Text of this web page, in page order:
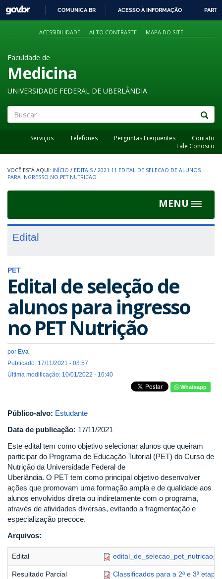
PARA
O
GOVBR
COMUNICA BR ACESSO À INFORMAÇÃO
ACESSIBILIDADE ALTO CONTRASTE MAPA DO SITE
Faculdade de
Medicina
UNIVERSIDADE FEDERAL DE UBERLÂNDIA
Serviços Telefones Perguntas Frequentes
Contato
Fale Conosco
INÍCIO / EDITAIS / 2021 11 EDITAL DE SELECAO DE ALUNOS
PARA INGRESSO NO PET NUTRICAO
MENU
Toggle
Edital
PET
Edital de seleção de
alunos para ingresso
no PET Nutrição
por Eva
Publicado: 17/11/2021 - 08:57
Última modificação: 10/01/2022 - 16:40
Whatsapp
Público-alvo: Estudante
Data de publicação: 17/11/2021
Este edital tem como objetivo selecionar alunos que queiram
participar do Programa de Educação Tutorial (PET) do Curso de
Nutrição da Universidade Federal de
Uberlândia. O PET tem como principal objetivo desenvolver
ações que promovam uma formação ampla e de qualidade aos
alunos envolvidos direta ou indiretamente com o programa,
através de atividades diversas, evitando a fragmentação e
especialização precoce.
Arquivos:
Edital
Resultado Parcial Classificados para a 2ª e 3ª